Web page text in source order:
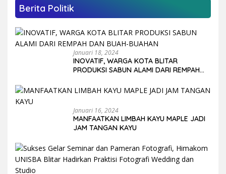
Berita Politik
Januari 18, 2024
INOVATIF, WARGA KOTA BLITAR
PRODUKSI SABUN ALAMI DARI REMPAH
Januari 16, 2024
MANFAATKAN LIMBAH KAYU MAPLE JADI
JAM TANGAN KAYU